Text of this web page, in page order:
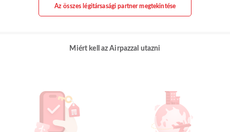
Az összes légitársasági partner megtekintése
Miért kell az Airpazzal utazni